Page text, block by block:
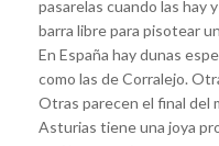
pasarelas cuando las hay
barra libre para pisotear
En España hay dunas
como las de Corralejo.
Otras parecen el final del
Asturias tiene una joya